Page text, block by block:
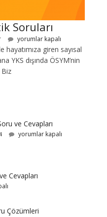
Soruları
yorumlar kapalı
hayatımıza giren sayısal
YKS dışında ÖSYM’nin
Biz
ve Cevapları
yorumlar kapalı
Cevapları
Çözümleri